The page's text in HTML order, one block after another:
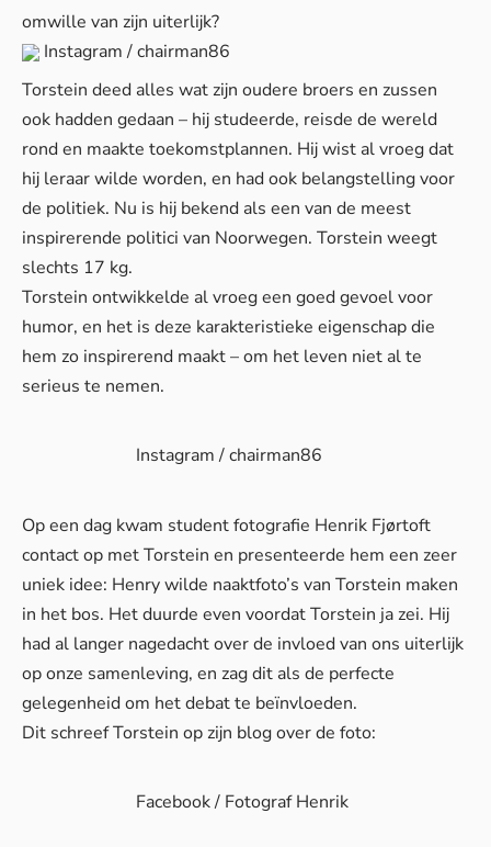
omwille van zijn uiterlijk?
Instagram / chairman86
Torstein deed alles wat zijn oudere broers en zussen
ook hadden gedaan – hij studeerde, reisde de wereld
rond en maakte toekomstplannen. Hij wist al vroeg dat
hij leraar wilde worden, en had ook belangstelling voor
de politiek. Nu is hij bekend als een van de meest
inspirerende politici van Noorwegen. Torstein weegt
slechts 17 kg.
Torstein ontwikkelde al vroeg een goed gevoel voor
humor, en het is deze karakteristieke eigenschap die
hem zo inspirerend maakt – om het leven niet al te
serieus te nemen.
Instagram / chairman86
Op een dag kwam student fotografie Henrik Fjørtoft
contact op met Torstein en presenteerde hem een zeer
uniek idee: Henry wilde naaktfoto’s van Torstein maken
in het bos. Het duurde even voordat Torstein ja zei. Hij
had al langer nagedacht over de invloed van ons uiterlijk
op onze samenleving, en zag dit als de perfecte
gelegenheid om het debat te beïnvloeden.
Dit schreef Torstein op zijn blog over de foto:
Facebook / Fotograf Henrik